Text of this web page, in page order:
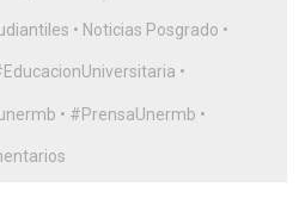
• Noticias Posgrado •
•
• #PrensaUnermb •